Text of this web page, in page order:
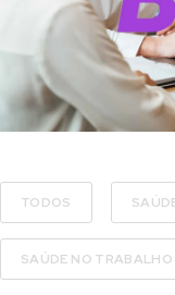
TODOS
SAÚDE NO TRABALHO